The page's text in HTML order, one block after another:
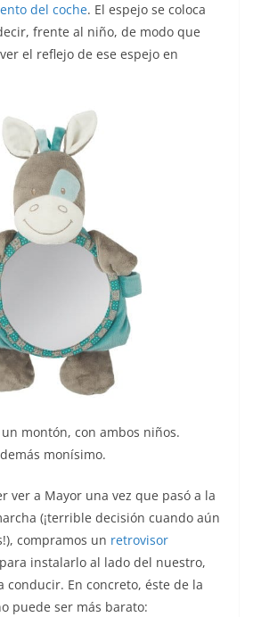
del coche. El espejo se coloca
frente al niño, de modo que
el reflejo de ese espejo en
montón, con ambos niños.
monísimo.
ver a Mayor una vez que pasó a la
(¡terrible decisión cuando aún
compramos un retrovisor
instalarlo al lado del nuestro,
conducir. En concreto, éste de la
puede ser más barato: